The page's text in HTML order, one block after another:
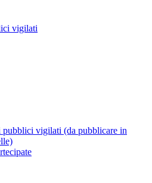
vigilati
pubblici vigilati (da pubblicare in